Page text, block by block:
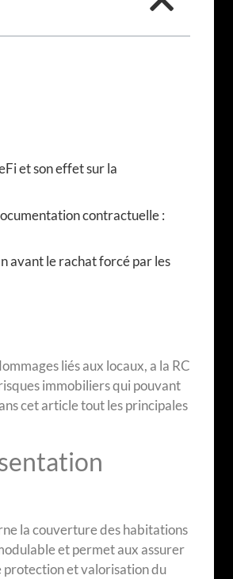
et son effet sur la
contractuelle :
avant le rachat forcé par les
liés aux locaux, a la RC
immobiliers qui pouvant
cet article tout les principales
la couverture des habitations
et permet aux assurer
protection et valorisation du